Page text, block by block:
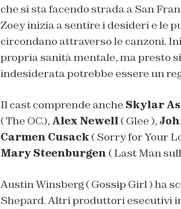
che si sta facendo strada a San
Zoey inizia a sentire i desideri e le
circondano attraverso le canzoni.
propria sanità mentale, ma presto
indesiderata potrebbe essere un
Il cast comprende anche Skylar
(The OC.), Alex Newell (Glee),
Carmen Cusack (Sorry for Your
Mary Steenburgen (Last Man
Austin Winsberg (Gossip Girl) ha
Shepard. Altri produttori esecutivi